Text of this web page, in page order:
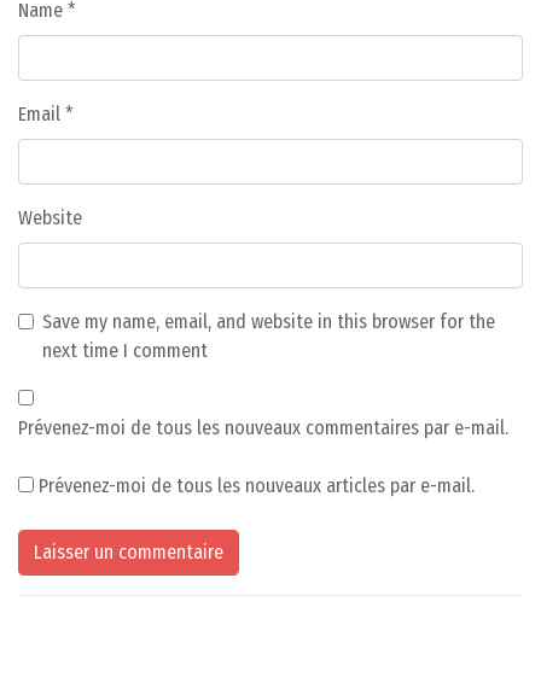
Name *
Email *
Website
Save my name, email, and website in this browser for the
next time I comment
Prévenez-moi de tous les nouveaux commentaires par e-mail.
Prévenez-moi de tous les nouveaux articles par e-mail.